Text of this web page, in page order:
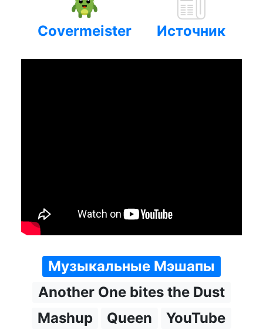
Covermeister Источник
Музыкальные Мэшапы
Another One bites the Dust
Mashup
Queen YouTube